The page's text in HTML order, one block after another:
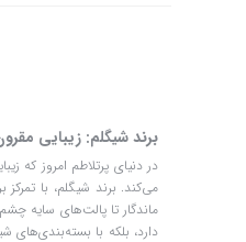
برند شیگلم: زیبایی
در دنیای پرتلاطم امروز که
می‌کند. برند شیگلم، با
ماندگار تا پالت‌های سایه
دارد، بلکه با